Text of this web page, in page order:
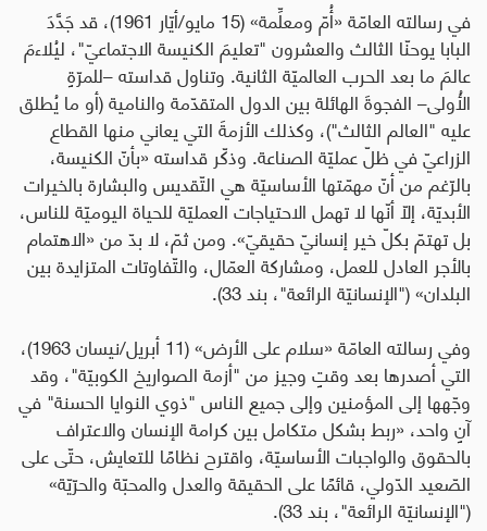
في رسالته العامّة «أُمّ ومعلِّمة» (15 مايو/أيّار 1961)،
قد جَدَّدَ
البابا يوحنّا الثالث والعشرون"تعليمَ الكنيسة الاجتماعيّ"، ليُلاءمَ
عالمَ ما بعد الحربالعالميّة الثانية. وتناول قداسته –للمرّةٍ
الأُولى– الفجوةَ الهائلة بين الدول المتقدّمة والنامية (أو ما يُطلق
عليه "العالم الثالث")، وكذلك الأزمةَ التي يعاني منها القطاع
الزراعيّ في ظلّ عمليّة الصناعة. وذكّر قداسته «بأنّ الكنيسة،
بالرّغم من أنّ مهمّتها الأساسيّة هي التّقديس والبشارة بالخيرات
الأبديّة، إلّا أنّها لا تهمل الاحتياجات العمليّة للحياة اليوميّة للناس،
بل تهتمّ بكلّ خير إنسانيّ حقيقيّ». ومن ثمّ، لا بدّ من «الاهتمام
بالأجر العادل للعمل، ومشاركة العمّال، والتّفاوتات المتزايدة بين
البلدان» ("الإنسانيّة الرائعة"، بند 33).
وفي رسالته العامّة «سلام على الأرض» (11 أبريل/نيسان 1963)،
التي أصدرها بعد وقتٍ وجيز من "أزمة الصواريخ الكوبيّة"، وقد
وجّهها إلى المؤمنين وإلى جميع الناس "ذويالنوايا الحسنة"في
آنٍ واحد، «ربط بشكل متكامل بين كرامة الإنسان والاعتراف
بالحقوق والواجبات الأساسيّة، واقترح نظامًا للتعايش، حتّى على
الصّعيد الدّولي، قائمًا على الحقيقة والعدل والمحبّة والحرّيّة»
("الإنسانيّة الرائعة"، بند 33).